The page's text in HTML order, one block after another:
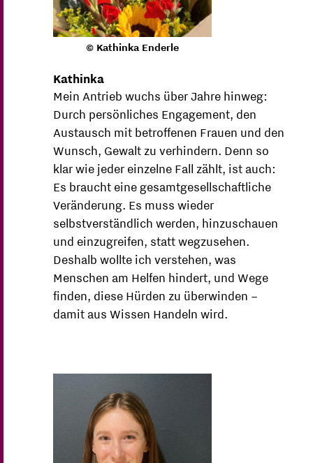
© Kathinka Enderle
Kathinka
Mein Antrieb wuchs über Jahre hinweg:
Durch persönliches Engagement, den
Austausch mit betroffenen Frauen und den
Wunsch, Gewalt zu verhindern. Denn so
klar wie jeder einzelne Fall zählt, ist auch:
Es braucht eine gesamtgesellschaftliche
Veränderung. Es muss wieder
selbstverständlich werden, hinzuschauen
und einzugreifen, statt wegzusehen.
Deshalb wollte ich verstehen, was
Menschen am Helfen hindert, und Wege
finden, diese Hürden zu überwinden –
damit aus Wissen Handeln wird.